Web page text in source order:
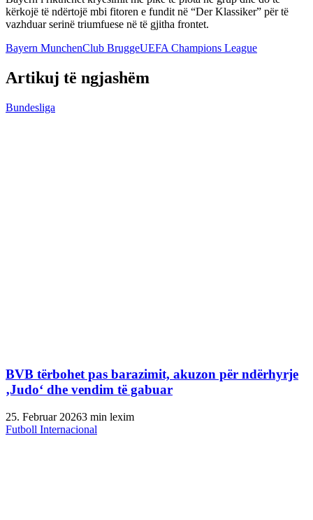
kërkojë të ndërtojë mbi fitoren e fundit në “Der Klassiker” për të
vazhduar serinë triumfuese në të gjitha frontet.
Bayern MunchenClub BruggeUEFA Champions League
Artikuj të ngjashëm
Bundesliga
BVB tërbohet pas barazimit, akuzon për ndërhyrje
‚Judo‘ dhe vendim të gabuar
25. Februar 20263 min lexim
Futboll Internacional